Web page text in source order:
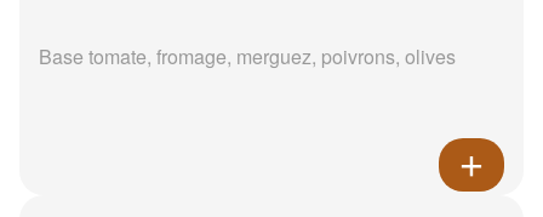
Base tomate, fromage, merguez, poivrons, olives